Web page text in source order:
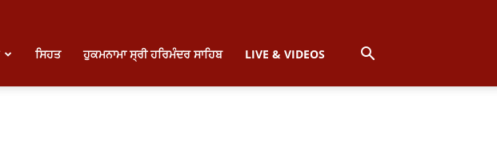
ਸਿਹਤ ਹੁਕਮਨਾਮਾ ਸ੍ਰੀ ਹਰਿਮੰਦਰ ਸਾਹਿਬ LIVE & VIDEOS